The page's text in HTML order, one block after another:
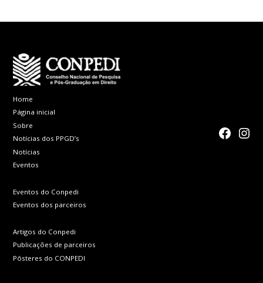
Home
Página inicial
Sobre
Notícias dos PPGD’s
Notícias
Eventos
Eventos do Conpedi
Eventos dos parceiros
Artigos do Conpedi
Publicações de parceiros
Pôsteres do CONPEDI